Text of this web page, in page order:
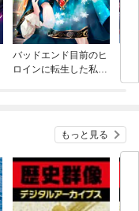
バッドエンド目前のヒ
ロインに転生した私、
もっと見る